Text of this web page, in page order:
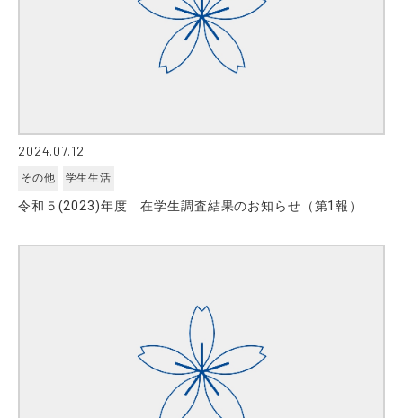
2024.07.12
その他 学生生活
令和５(2023)年度 在学生調査結果のお知らせ（第1報）